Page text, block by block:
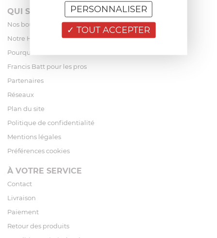
QUI SOMMES-NOUS?
Nos boutiques
Notre Histoire
Pourquoi acheter chez Francis Batt ?
Francis Batt pour les pros
Partenaires
Réseaux
Plan du site
Politique de confidentialité
Mentions légales
Préférences cookies
À VOTRE SERVICE
Contact
Livraison
Paiement
Retour des produits
TOUT ACCEPTER
PERSONNALISER